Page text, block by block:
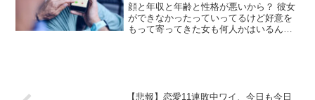
顔と年収と年齢と性格が悪いから？ 彼女
ができなかったっていってるけど好意を
もって寄ってきた女も何人かはいるんだ
【悲報】恋愛11連敗中ワイ、今日も今日